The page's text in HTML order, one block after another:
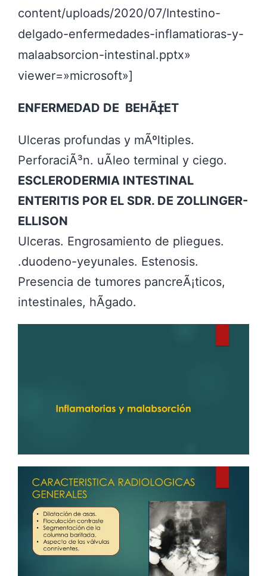
content/uploads/2020/07/Intestino-
delgado-enfermedades-inflamatioras-y-
malaabsorcion-intestinal.pptx»
viewer=»microsoft»]
ENFERMEDAD DE BEHÃ‡ET
Ulceras profundas y mÃºltiples.
PerforaciÃ³n. uÃleo terminal y ciego.
ESCLERODERMIA INTESTINAL
ENTERITIS POR EL SDR. DE ZOLLINGER-
ELLISON
Ulceras. Engrosamiento de pliegues.
.duodeno-yeyunales. Estenosis.
Presencia de tumores pancreÃ¡ticos,
intestinales, hÃ­gado.